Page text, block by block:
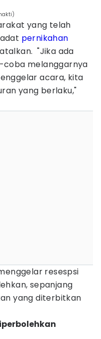
yang telah
pernikahan
"Jika ada
melanggarnya
acara, kita
yang berlaku,"
resespsi
sepanjang
yang diterbitkan